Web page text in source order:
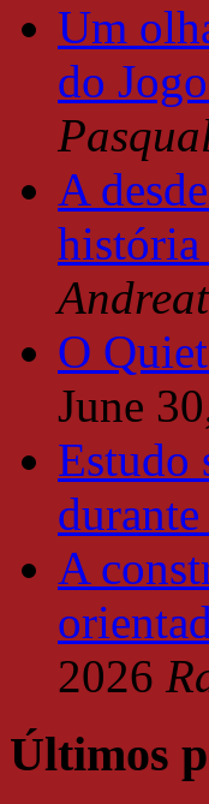
Um
do
A
história
O
June
Estudo
A
2026
Últimos